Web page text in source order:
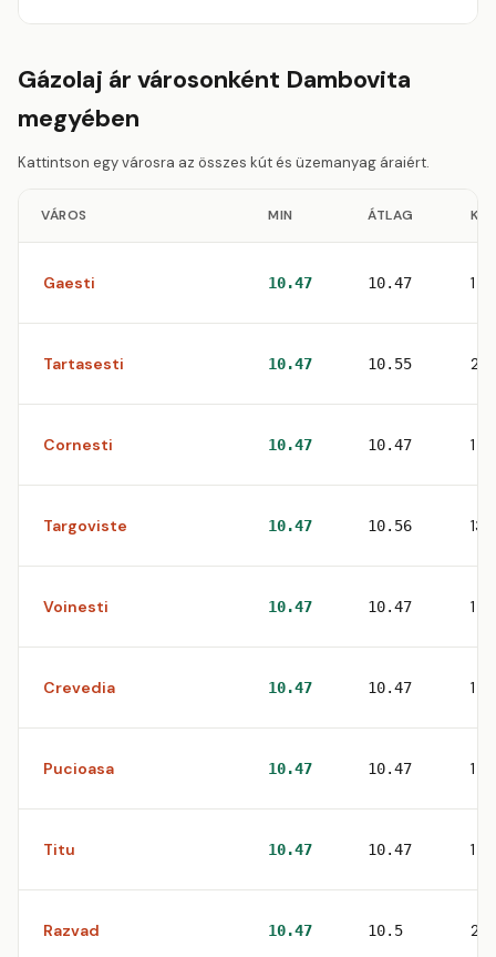
Gázolaj ár városonként Dambovita
megyében
Kattintson egy városra az összes kút és üzemanyag áraiért.
VÁROS MIN ÁTLAG
Gaesti 10.47 10.47 1
Tartasesti 10.47 10.55 2
Cornesti 10.47 10.47 1
Targoviste 10.47 10.56 13
Voinesti 10.47 10.47 1
Crevedia 10.47 10.47 1
Pucioasa 10.47 10.47 1
Titu 10.47 10.47 1
Razvad 10.47 10.5 2